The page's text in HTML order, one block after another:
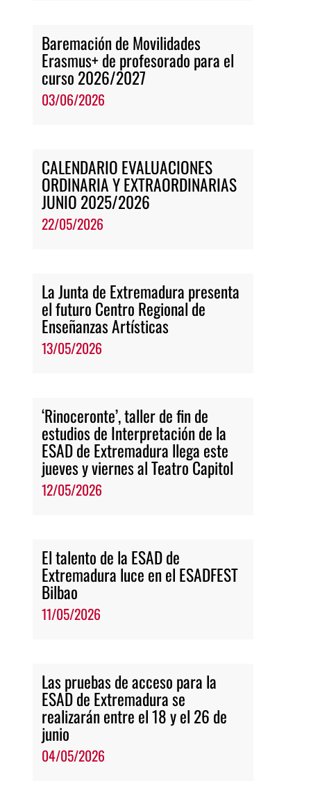
Baremación de Movilidades
Erasmus+ de profesorado para el
curso 2026/2027
03/06/2026
CALENDARIO EVALUACIONES
ORDINARIA Y EXTRAORDINARIAS
JUNIO 2025/2026
22/05/2026
La Junta de Extremadura presenta
el futuro Centro Regional de
Enseñanzas Artísticas
13/05/2026
‘Rinoceronte’, taller de fin de
estudios de Interpretación de la
ESAD de Extremadura llega este
jueves y viernes al Teatro Capitol
12/05/2026
El talento de la ESAD de
Extremadura luce en el ESADFEST
Bilbao
11/05/2026
Las pruebas de acceso para la
ESAD de Extremadura se
realizarán entre el 18 y el 26 de
junio
04/05/2026